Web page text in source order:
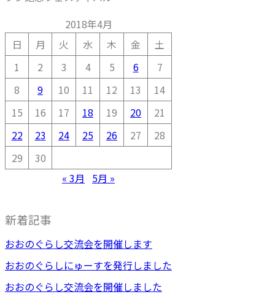
2018年4月
日
月 火 水 木 金
土
1
2 3 4 5 6
7
8
9 10 11 12 13
14
15
16 17 18 19 20
21
22
23 24 25 26 27
28
29
30
« 3月
5月 »
新着記事
おおのぐらし交流会を開催します
おおのぐらしにゅーすを発行しました
おおのぐらし交流会を開催しました